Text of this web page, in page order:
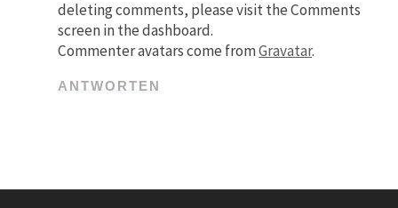
deleting comments, please visit the Comments
screen in the dashboard.
Commenter avatars come fromGravatar.
ANTWORTEN